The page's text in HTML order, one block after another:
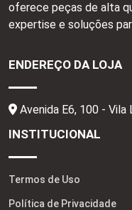
oferece peças de alta
expertise e soluções
ENDEREÇO DA LOJA
Avenida E6, 100 - Vila
INSTITUCIONAL
Termos de Uso
Política de Privacidade